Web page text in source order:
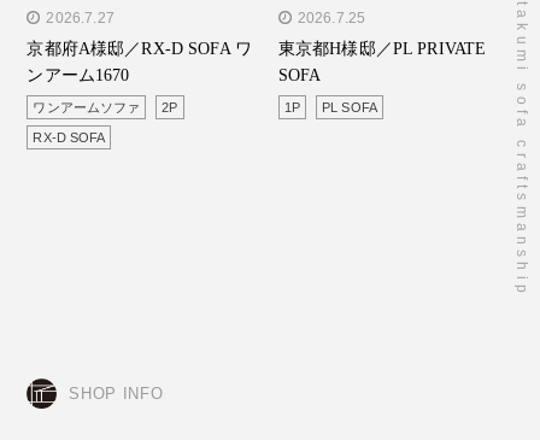
takumi sofa craftsmanship
" alt="京都府A様邸／RX-D
SOFA ワンアーム1670"/>
2026.7.27
京都府A様邸／RX-D SOFA ワ
ンアーム1670
ワンアームソファ 2P
RX-D SOFA
" alt="東京都H様邸／PL
PRIVATE SOFA"/>
2026.7.25
東京都H様邸／PL PRIVATE
SOFA
1P PL SOFA
SHOP INFO